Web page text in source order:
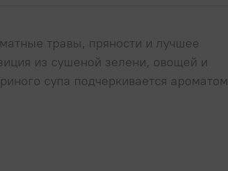
травы, пряности и лучшее
из сушеной зелени, овощей и
супа подчеркивается ароматом